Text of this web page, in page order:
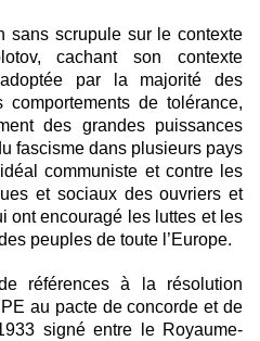
sans scrupule sur le contexte
cachant son contexte
par la majorité des
comportements de tolérance,
des grandes puissances
fascisme dans plusieurs pays
communiste et contre les
et sociaux des ouvriers et
ont encouragé les luttes et les
peuples de toute l’Europe.
références à la résolution
au pacte de concorde et de
signé entre le Royaume-